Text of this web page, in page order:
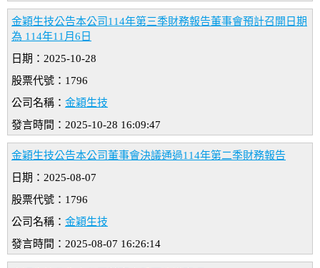
金穎生技公告本公司114年第三季財務報告董事會預計召開日期
為 114年11月6日
日期：2025-10-28
股票代號：1796
公司名稱： 金穎生技
發言時間：2025-10-28 16:09:47
金穎生技公告本公司董事會決議通過114年第二季財務報告
日期：2025-08-07
股票代號：1796
公司名稱： 金穎生技
發言時間：2025-08-07 16:26:14